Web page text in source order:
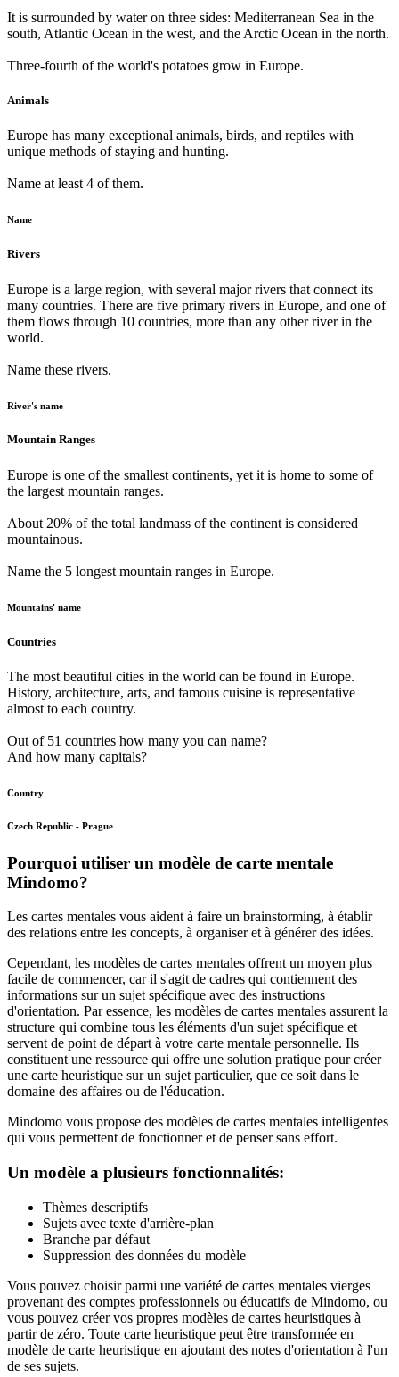
It is surrounded by water on three sides: Mediterranean Sea in the
south, Atlantic Ocean in the west, and the Arctic Ocean in the north.
Three-fourth of the world's potatoes grow in Europe.
Animals
Europe has many exceptional animals, birds, and reptiles with
unique methods of staying and hunting.
Name at least 4 of them.
Name
Rivers
Europe is a large region, with several major rivers that connect its
many countries. There are five primary rivers in Europe, and one of
them flows through 10 countries, more than any other river in the
world.
Name these rivers.
River's name
Mountain Ranges
Europe is one of the smallest continents, yet it is home to some of
the largest mountain ranges.
About 20% of the total landmass of the continent is considered
mountainous.
Name the 5 longest mountain ranges in Europe.
Mountains' name
Countries
The most beautiful cities in the world can be found in Europe.
History, architecture, arts, and famous cuisine is representative
almost to each country.
Out of 51 countries how many you can name?
And how many capitals?
Country
Czech Republic - Prague
Pourquoi utiliser un modèle de carte mentale
Mindomo?
Les cartes mentales vous aident à faire un brainstorming, à établir
des relations entre les concepts, à organiser et à générer des idées.
Cependant, les modèles de cartes mentales offrent un moyen plus
facile de commencer, car il s'agit de cadres qui contiennent des
informations sur un sujet spécifique avec des instructions
d'orientation. Par essence, les modèles de cartes mentales assurent la
structure qui combine tous les éléments d'un sujet spécifique et
servent de point de départ à votre carte mentale personnelle. Ils
constituent une ressource qui offre une solution pratique pour créer
une carte heuristique sur un sujet particulier, que ce soit dans le
domaine des affaires ou de l'éducation.
Mindomo vous propose des modèles de cartes mentales intelligentes
qui vous permettent de fonctionner et de penser sans effort.
Un modèle a plusieurs fonctionnalités:
Thèmes descriptifs
Sujets avec texte d'arrière-plan
Branche par défaut
Suppression des données du modèle
Vous pouvez choisir parmi une variété de cartes mentales vierges
provenant des comptes professionnels ou éducatifs de Mindomo, ou
vous pouvez créer vos propres modèles de cartes heuristiques à
partir de zéro. Toute carte heuristique peut être transformée en
modèle de carte heuristique en ajoutant des notes d'orientation à l'un
de ses sujets.